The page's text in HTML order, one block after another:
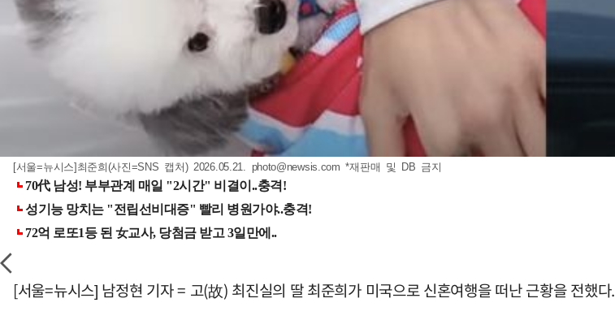
[서울=뉴시스]최준희(사진=SNS 캡처) 2026.05.21. photo@newsis.com *재판매 및 DB 금지
[서울=뉴시스] 남정현 기자 = 고(故) 최진실의 딸 최준희가 미국으로 신혼여행을 떠난 근황을 전했다.